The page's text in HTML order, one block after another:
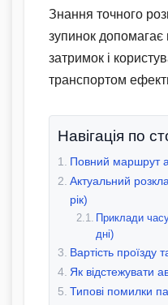
Знання точного
зупинок допомагає
затримок і
транспортом
Навігація по
Повний маршрут
Актуальний
рік)
Приклади
дні)
Вартість проїзду
Як відстежувати
Типові помилки